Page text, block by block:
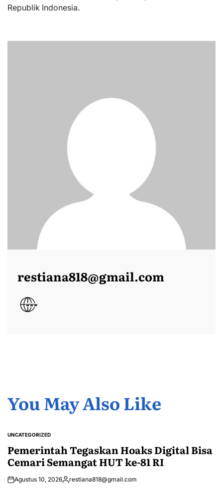
Republik Indonesia.
restiana818@gmail.com
You May Also Like
POSTED
UNCATEGORIZED
Pemerintah Tegaskan Hoaks Digital Bisa
Cemari Semangat HUT ke-81 RI
Agustus 10, 2026Posted
restiana818@gmail.com